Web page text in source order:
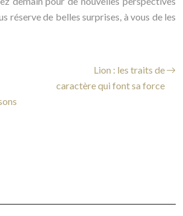
réserve de belles surprises, à vous de les
Lion : les traits de
caractère qui font sa force